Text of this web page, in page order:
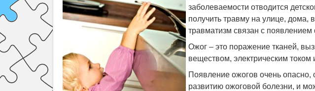
заболеваемости отводится
получить травму на улице, дома,
травматизм связан с появлением
Ожог – это поражение тканей,
веществом, электрическим
Появление ожогов очень опасно,
развитию ожоговой болезни, и